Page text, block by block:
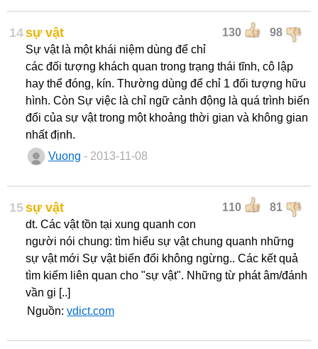
14 130 98
sự vật
Sự vật là một khái niệm dùng để chỉ
các đối tượng khách quan trong trạng thái tĩnh, cô lập
hay thể đóng, kín. Thường dùng để chỉ 1 đối tượng hữu
hình. Còn Sự việc là chỉ ngữ cảnh động là quá trình biến
đổi của sự vật trong một khoảng thời gian và không gian
nhất định.
Vuong - 2013-11-08
15 110 81
sự vật
dt. Các vật tồn tại xung quanh con
người nói chung: tìm hiểu sự vật chung quanh những
sự vật mới Sự vật biến đổi không ngừng.. Các kết quả
tìm kiếm liên quan cho "sự vật". Những từ phát âm/đánh
vần gi [..]
Nguồn: vdict.com